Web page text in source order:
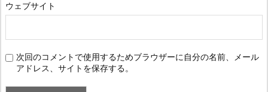
ウェブサイト
次回のコメントで使用するためブラウザーに自分の名前、メール
アドレス、サイトを保存する。